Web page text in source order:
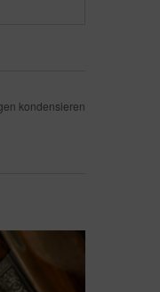
kondensieren